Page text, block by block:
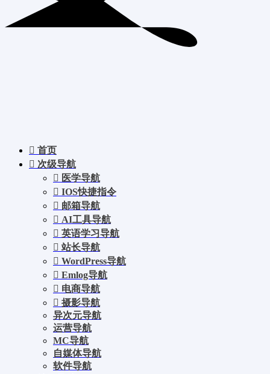
首页
次级导航
医学导航
IOS快捷指令
邮箱导航
AI工具导航
英语学习导航
站长导航
WordPress导航
Emlog导航
电商导航
摄影导航
异次元导航
运营导航
MC导航
自媒体导航
软件导航